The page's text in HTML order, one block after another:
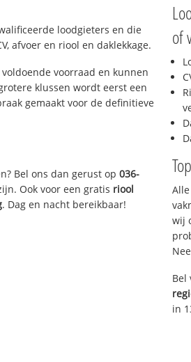
loodgieters en die
afvoer en riool en daklekkage.
voorraad en kunnen
klussen wordt eerst een
gemaakt voor de definitieve
Bel ons dan gerust op036-
Ook voor een gratis riool
. Dag en nacht bereikbaar!
of
wij
Bel
in